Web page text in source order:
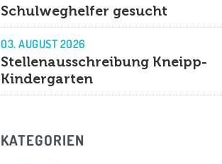
Schulweghelfer gesucht
03. AUGUST 2026
Stellenausschreibung Kneipp-
Kindergarten
KATEGORIEN